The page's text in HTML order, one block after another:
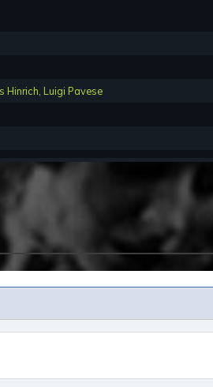
Hinrich, Luigi Pavese